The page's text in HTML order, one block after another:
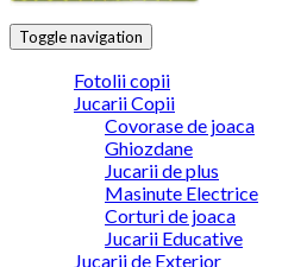
Toggle navigation
Fotolii copii
Jucarii Copii
Covorase de joaca
Ghiozdane
Jucarii de plus
Masinute Electrice
Corturi de joaca
Jucarii Educative
Jucarii de Exterior